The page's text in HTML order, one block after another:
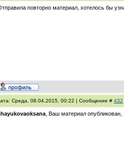
повторно материал, хотелось бы
Среда, 08.04.2015, 00:22 | Сообщение # 432
, Ваш материал